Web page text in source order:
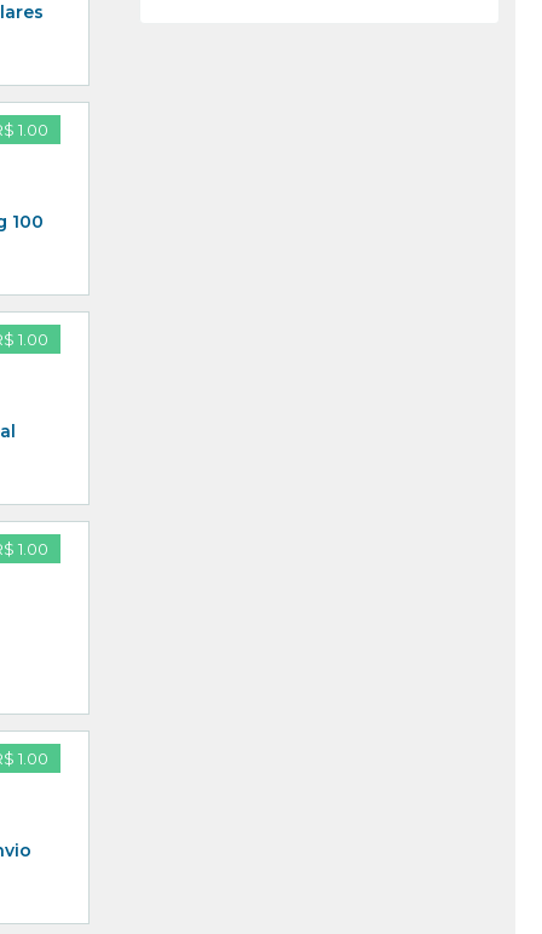
1.00
100
1.00
1.00
1.00